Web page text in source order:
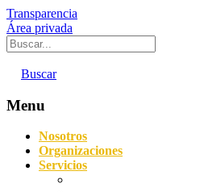
Transparencia
Área privada
Buscar
Menu
Nosotros
Organizaciones
Servicios